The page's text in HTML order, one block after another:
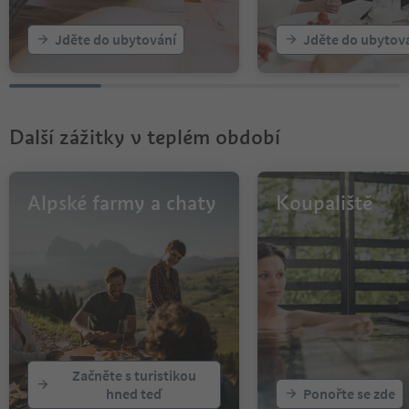
25
26
Jděte do ubytování Jděte do
Další zážitky v teplém období
Alpské farmy a chaty
Začněte s turistikou
hned teď
Koupaliště
Ponořte se zde